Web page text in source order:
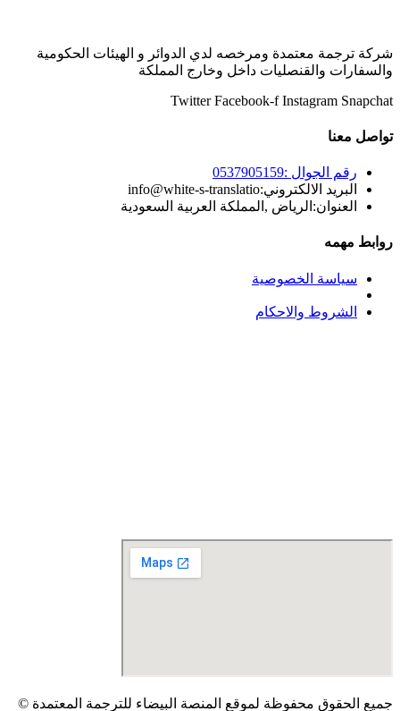
شركة ترجمة معتمدة ومرخصه لدي الدوائر و الهيئات الحكومية
والسفارات والقنصليات داخل وخارج المملكة
Twitter Facebook-f Instagram Snapchat
تواصل معنا
رقم الجوال :0537905159
البريد الالكتروني:info@white-s-translatio
العنوان:الرياض ,المملكة العربية السعودية
روابط مهمه
سياسة الخصوصية
الشروط والاحكام
جميع الحقوق محفوظة لموقع المنصة البيضاء للترجمة المعتمدة ©